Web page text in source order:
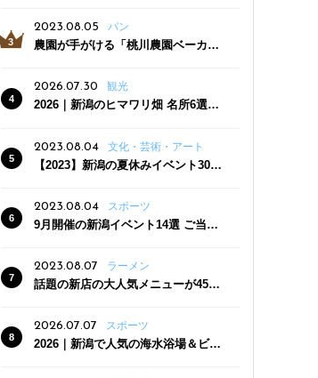
三条駅近くにオープン
2023.08.05 パン
農園が手がける「桃川農園ベーカリ
った焼きたてパンのほか、ジェラー
トやスムージーも
2026.07.30 観光
2026｜新潟のヒマワリ畑 名所6選
2023.08.04
文化・芸術・アート
【2023】新潟の夏休みイベント30
2023.08.04
スポーツ
9月開催の新潟イベント14選 ご当地
2023.08.07 ラーメン
話題の新店の大人気メニューが450
クーポン登場
2026.07.07 スポーツ
2026｜新潟で人気の海水浴場＆ビー